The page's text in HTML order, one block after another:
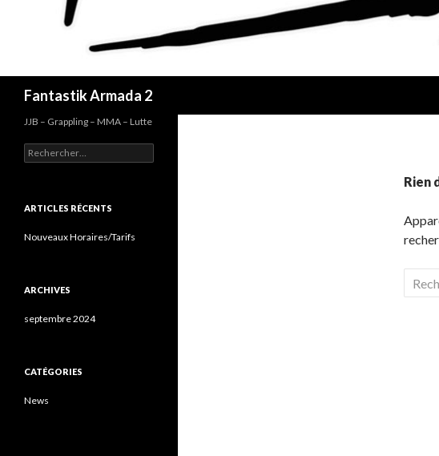
Fantastik Armada 2
Rien
JJB – Grappling – MMA – Lutte
Rechercher :
ARTICLES RÉCENTS
Nouveaux Horaires/Tarifs
ARCHIVES
septembre 2024
CATÉGORIES
News